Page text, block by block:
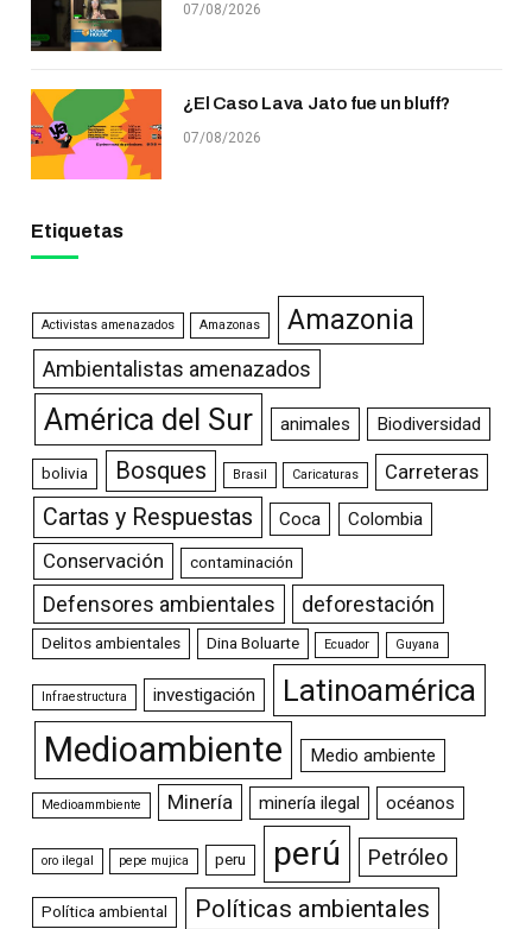
07/08/2026
¿El Caso Lava Jato fue un bluff?
07/08/2026
Etiquetas
Activistas amenazados Amazonas Amazonia
Ambientalistas amenazados
América del Sur animales Biodiversidad
bolivia Bosques Brasil Caricaturas Carreteras
Cartas y Respuestas Coca Colombia
Conservación contaminación
Defensores ambientales deforestación
Delitos ambientales Dina Boluarte Ecuador Guyana
Infraestructura investigación Latinoamérica
Medioambiente Medio ambiente
Medioammbiente Minería minería ilegal océanos
oro ilegal pepe mujica peru perú Petróleo
Política ambiental Políticas ambientales